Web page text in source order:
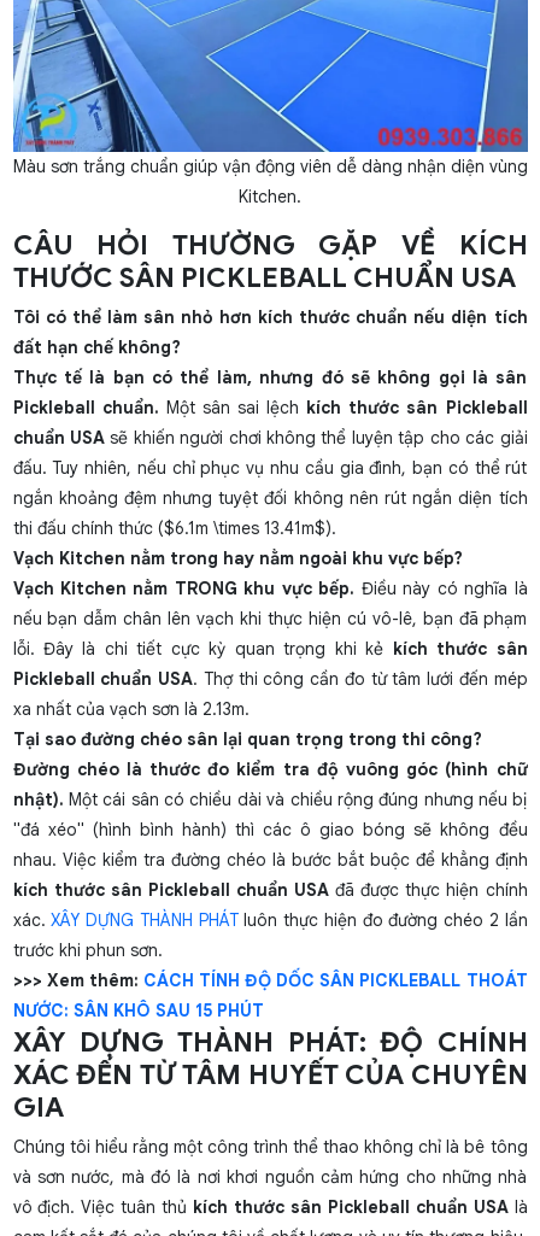
Màu sơn trắng chuẩn giúp vận động viên dễ dàng nhận diện vùng
Kitchen.
CÂU HỎI THƯỜNG GẶP VỀ KÍCH
THƯỚC SÂN PICKLEBALL CHUẨN USA
Tôi có thể làm sân nhỏ hơn kích thước chuẩn nếu diện tích
đất hạn chế không?
Thực tế là bạn có thể làm, nhưng đó sẽ không gọi là sân
Pickleball chuẩn. Một sân sai lệch kích thước sân Pickleball
chuẩn USAsẽ khiến người chơi không thể luyện tập cho các giải
đấu. Tuy nhiên, nếu chỉ phục vụ nhu cầu gia đình, bạn có thể rút
ngắn khoảng đệm nhưng tuyệt đối không nên rút ngắn diện tích
thi đấu chính thức ($6.1m \times 13.41m$).
Vạch Kitchen nằm trong hay nằm ngoài khu vực bếp?
Vạch Kitchen nằm TRONG khu vực bếp. Điều này có nghĩa là
nếu bạn dẫm chân lên vạch khi thực hiện cú vô-lê, bạn đã phạm
lỗi. Đây là chi tiết cực kỳ quan trọng khi kẻ kích thước sân
Pickleball chuẩn USA. Thợ thi công cần đo từ tâm lưới đến mép
xa nhất của vạch sơn là 2.13m.
Tại sao đường chéo sân lại quan trọng trong thi công?
Đường chéo là thước đo kiểm tra độ vuông góc (hình chữ
nhật). Một cái sân có chiều dài và chiều rộng đúng nhưng nếu bị
"đá xéo" (hình bình hành) thì các ô giao bóng sẽ không đều
nhau. Việc kiểm tra đường chéo là bước bắt buộc để khẳng định
kích thước sân Pickleball chuẩn USA đã được thực hiện chính
xác.XÂY DỰNG THÀNH PHÁTluôn thực hiện đo đường chéo 2 lần
trước khi phun sơn.
>>> Xem thêm: CÁCH TÍNH ĐỘ DỐC SÂN PICKLEBALL THOÁT
NƯỚC: SÂN KHÔ SAU 15 PHÚT
XÂY DỰNG THÀNH PHÁT: ĐỘ CHÍNH
XÁC ĐẾN TỪ TÂM HUYẾT CỦA CHUYÊN
GIA
Chúng tôi hiểu rằng một công trình thể thao không chỉ là bê tông
và sơn nước, mà đó là nơi khơi nguồn cảm hứng cho những nhà
vô địch. Việc tuân thủ kích thước sân Pickleball chuẩn USAlà